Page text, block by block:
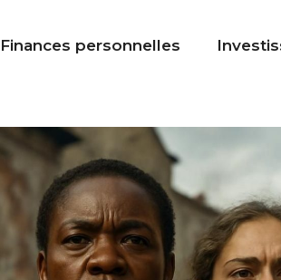
Finances personnelles